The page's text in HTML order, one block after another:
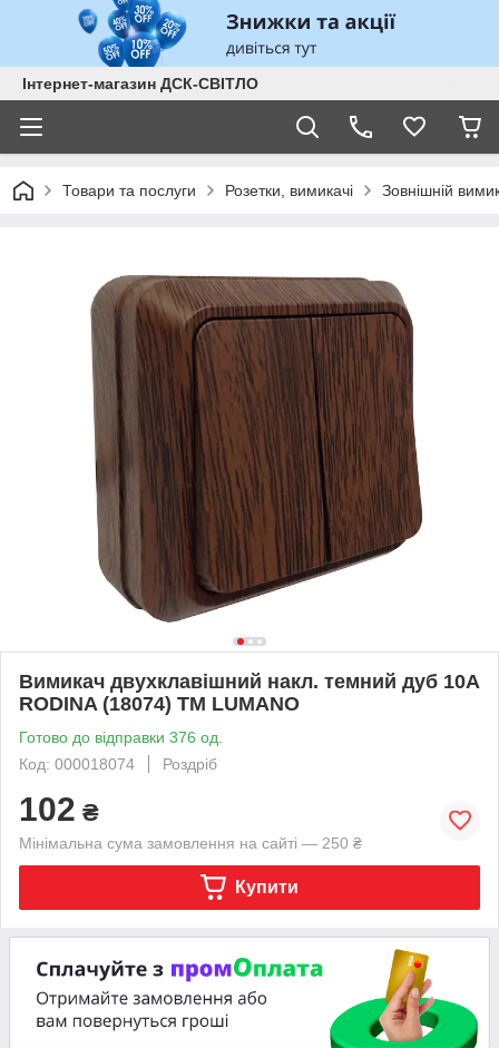
Інтернет-магазин ДСК-СВІТЛО
Товари та послуги Розетки, вимикачі Зовнішній
Вимикач двухклавішний накл. темний дуб 10А
RODINA (18074) ТМ LUMANO
Готово до відправки 376 од.
Код: 000018074
Роздріб
102 ₴
Мінімальна сума замовлення на сайті — 250 ₴
Купити